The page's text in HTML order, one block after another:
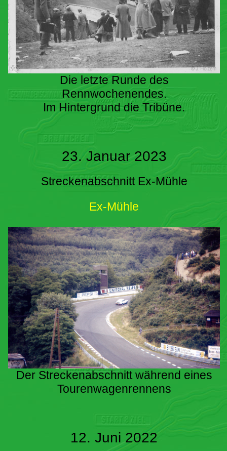
Die letzte Runde des
Rennwochenendes.
Im Hintergrund die Tribüne.
23. Januar 2023
Streckenabschnitt Ex-Mühle
Ex-Mühle
Der Streckenabschnitt während eines
Tourenwagenrennens
12. Juni 2022